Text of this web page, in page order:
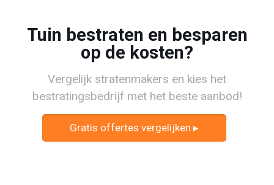
Tuin bestraten en besparen
op de kosten?
Vergelijk stratenmakers en kies het
bestratingsbedrijf met het beste aanbod!
Gratis offertes vergelijken ▸